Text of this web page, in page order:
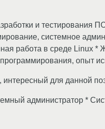
и тестирования
системное
работа в среде Linux *
опыт
для данной
администратор *